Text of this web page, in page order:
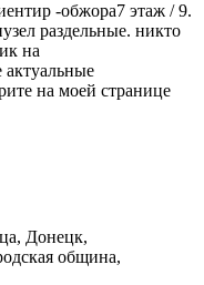
-обжора7 этаж / 9.
раздельные. никто
на
актуальные
на моей странице
Донецк,
община,